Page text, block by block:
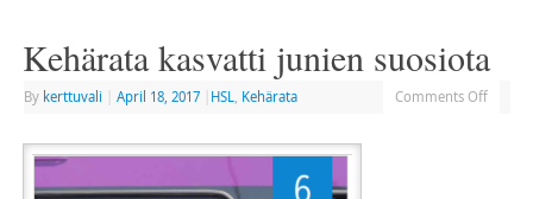
Kehärata kasvatti junien suosiota
By kerttuvali April 18, 2017 HSL Kehärata Comments Off